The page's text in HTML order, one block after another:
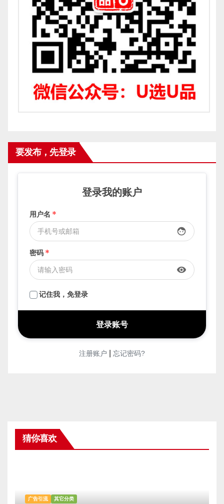
要发布，先登录
登录我的账户
用户名 *
face
密码 *
visibility
记住我，免登录
注册账户 忘记密码?
猜你喜欢
广告引流 其它分类